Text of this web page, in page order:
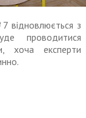
відновлюється з
проводитися
хоча експерти